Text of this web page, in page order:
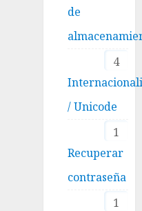
de
4
/ Unicode
1
Recuperar
contraseña
1